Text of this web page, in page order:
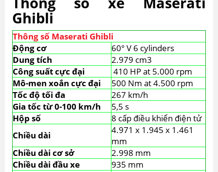
Ghibli
Thông số Maserati Ghibli
Động cơ
60° V 6 cylinders
Dung tích
2.979 cm3
Công suất cực đại
410 HP at 5.000 rpm
Mô-men xoắn cực đại
500 Nm at 4.500 rpm
Tốc độ tối đa
267 km/h
Gia tốc từ 0-100 km/h
5,5 s
Hộp số
8 cấp điều khiển điện tử
Chiều dài
4.971 x 1.945 x 1.461
mm
Chiều dài cơ sở
2.998 mm
Chiều dài đầu xe
935 mm